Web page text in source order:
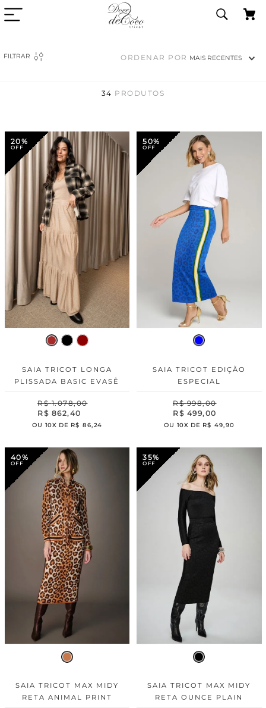
ORDENAR POR MAIS RECENTES
FILTRAR
34 PRODUTOS
20%
SAIA TRICOT LONGA
PLISSADA BASIC EVASÊ
R$ 1.078,00
R$ 862,40
OU 10X DE R$ 86,24
50%
SAIA TRICOT EDIÇÃO
ESPECIAL
R$ 998,00
R$ 499,00
OU 10X DE R$ 49,90
40%
SAIA TRICOT MAX MIDY
RETA ANIMAL PRINT
35%
SAIA TRICOT MAX MIDY
RETA OUNCE PLAIN